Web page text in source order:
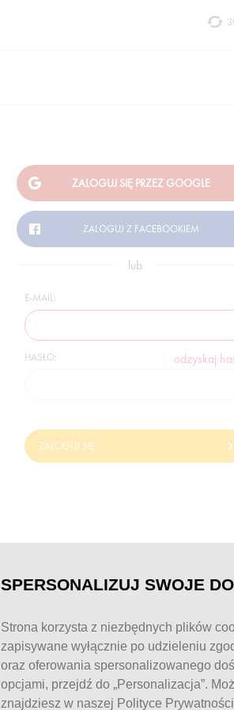
lub
E-MAIL:
HASŁO: odzyskaj
ZALOGUJ SIĘ
SPERSONALIZUJ SWOJE
Strona korzysta z niezbędnych plików
zapisywane wyłącznie po udzieleniu
oraz oferowania spersonalizowanego
opcjami, przejdź do „Personalizacja”.
znajdziesz w naszej Polityce